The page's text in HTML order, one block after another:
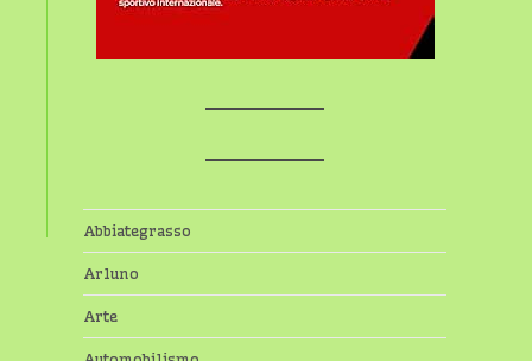
Abbiategrasso
Arluno
Arte